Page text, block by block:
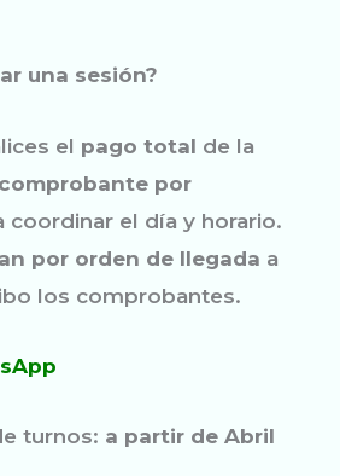
una sesión?
el pago total de la
comprobante por
coordinar el día y horario.
por orden de llegada a
los comprobantes.
turnos: a partir de Abril